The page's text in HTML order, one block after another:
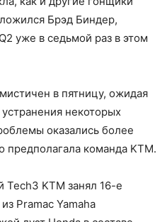
Брэд Биндер,
уже в седьмой раз в этом
в пятницу, ожидая
некоторых
оказались более
команда KTM.
Tech3 KTM занял 16-е
Pramac Yamaha